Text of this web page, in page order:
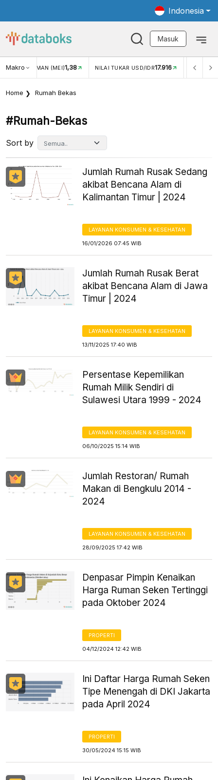
Indonesia
Masuk
MakroWISMAN (MEI)1,38 NILAI TUKAR USD/IDR17.916 INFLASI
Home Rumah Bekas
#rumah-Bekas
Sort by
Jumlah Rumah Rusak Sedang
akibat Bencana Alam di
Kalimantan Timur | 2024
LAYANAN KONSUMEN & KESEHATAN
16/01/2026 07:45 WIB
Jumlah Rumah Rusak Berat
akibat Bencana Alam di Jawa
Timur | 2024
LAYANAN KONSUMEN & KESEHATAN
13/11/2025 17:40 WIB
Persentase Kepemilikan
Rumah Milik Sendiri di
Sulawesi Utara 1999 - 2024
LAYANAN KONSUMEN & KESEHATAN
06/10/2025 15:14 WIB
Jumlah Restoran/ Rumah
Makan di Bengkulu 2014 -
2024
LAYANAN KONSUMEN & KESEHATAN
28/09/2025 17:42 WIB
Denpasar Pimpin Kenaikan
Harga Ruman Seken Tertinggi
pada Oktober 2024
PROPERTI
04/12/2024 12:42 WIB
Ini Daftar Harga Rumah Seken
Tipe Menengah di DKI Jakarta
pada April 2024
PROPERTI
30/05/2024 15:15 WIB